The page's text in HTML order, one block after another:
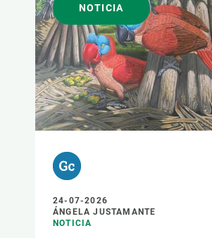
NOTICIA
24-07-2026
ÁNGELA JUSTAMANTE
NOTICIA